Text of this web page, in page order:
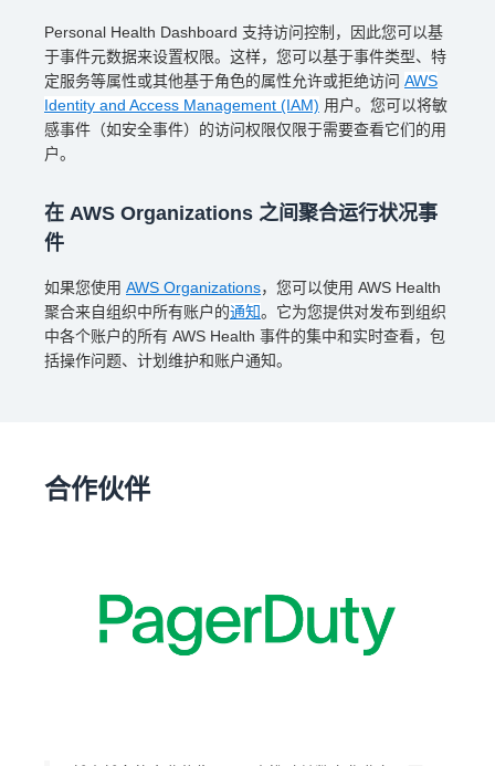
Personal Health Dashboard 支持访问控制，因此您可以基
于事件元数据来设置权限。这样，您可以基于事件类型、特
定服务等属性或其他基于角色的属性允许或拒绝访问 AWS
Identity and Access Management (IAM) 用户。您可以将敏
感事件（如安全事件）的访问权限仅限于需要查看它们的用
户。
在 AWS Organizations 之间聚合运行状况事
件
如果您使用 AWS Organizations，您可以使用 AWS Health
聚合来自组织中所有账户的通知。它为您提供对发布到组织
中各个账户的所有 AWS Health 事件的集中和实时查看，包
括操作问题、计划维护和账户通知。
合作伙伴